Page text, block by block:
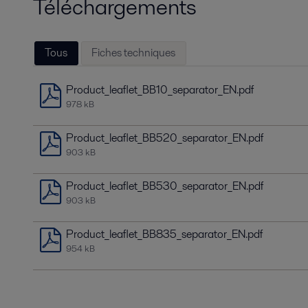
Téléchargements
Tous Fiches techniques
Product_leaflet_BB10_separator_EN.pdf
978 kB
Product_leaflet_BB520_separator_EN.pdf
903 kB
Product_leaflet_BB530_separator_EN.pdf
903 kB
Product_leaflet_BB835_separator_EN.pdf
954 kB